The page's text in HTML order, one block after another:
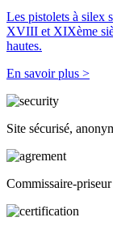
Les pistolets à silex
XVIII et XIXème
hautes.
En savoir plus >
Site sécurisé,
Commissaire-